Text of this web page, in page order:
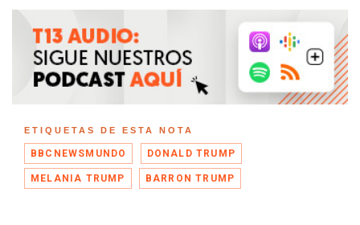
ETIQUETAS DE ESTA NOTA
BBCNEWSMUNDO DONALD TRUMP
MELANIA TRUMP BARRON TRUMP